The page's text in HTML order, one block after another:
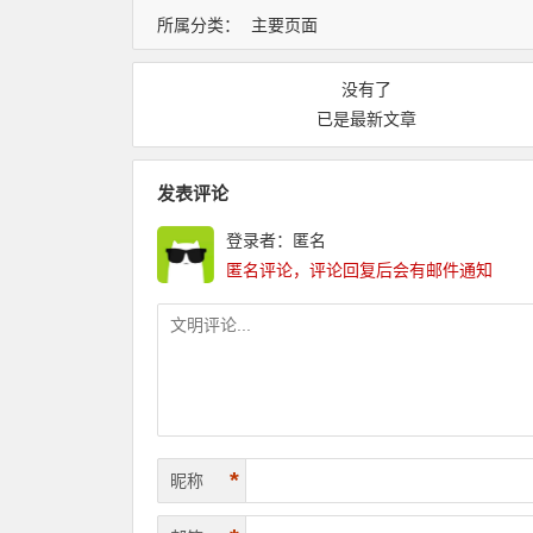
所属分类： 主要页面
没有了
已是最新文章
发表评论
登录者：匿名
匿名评论，评论回复后会有邮件通知
昵称 *